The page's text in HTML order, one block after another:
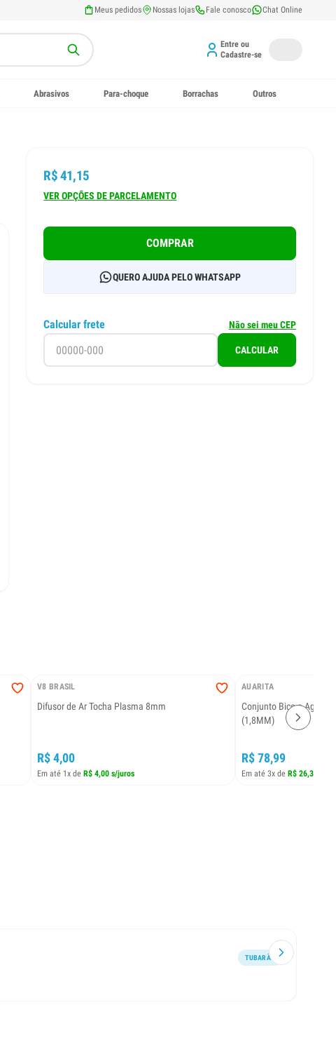
Meus pedidos Nossas lojas Fale conosco Chat Online
Entre ou
Cadastre-se
Abrasivos Para-choque Borrachas Outros
R$ 41,15
VER OPÇÕES DE PARCELAMENTO
COMPRAR
QUERO AJUDA PELO WHATSAPP
Calcular frete Não sei meu CEP
CALCULAR
V8 BRASIL
Difusor de Ar Tocha Plasma 8mm
R$ 4,00
Em até 1x de R$ 4,00 s/juros
AUARITA
Conjunto Bico e Agulha
(1,8MM)
R$ 78,99
Em até 3x de R$ 26,33 s/
TUBARÃO